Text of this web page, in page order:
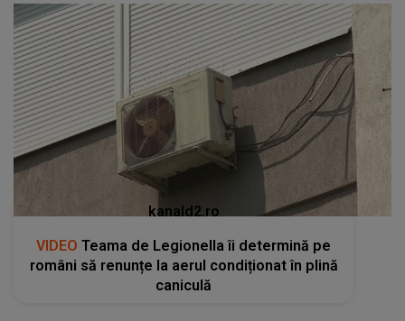
kanald2.ro
VIDEO Teama de Legionella îi determină pe
români să renunțe la aerul condiționat în plină
caniculă